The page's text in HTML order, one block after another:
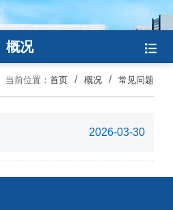
概况
当前位置：首页 概况 常见问题
2026-03-30